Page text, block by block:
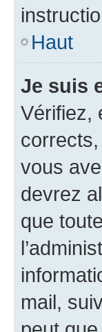
Haut
Je suis
Vérifiez,
vous
devrez
que
mail,